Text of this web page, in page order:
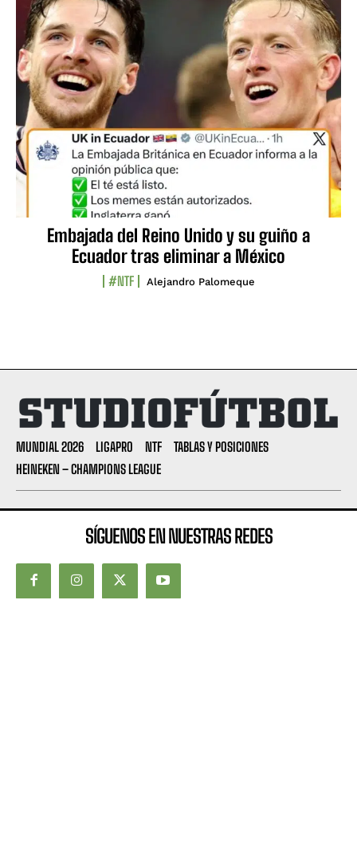
Embajada del Reino Unido y su guiño a
Ecuador tras eliminar a México
#NTF Alejandro Palomeque
MUNDIAL 2026 LIGAPRO NTF
TABLAS Y POSICIONES
HEINEKEN – CHAMPIONS LEAGUE
SÍGUENOS EN NUESTRAS REDES